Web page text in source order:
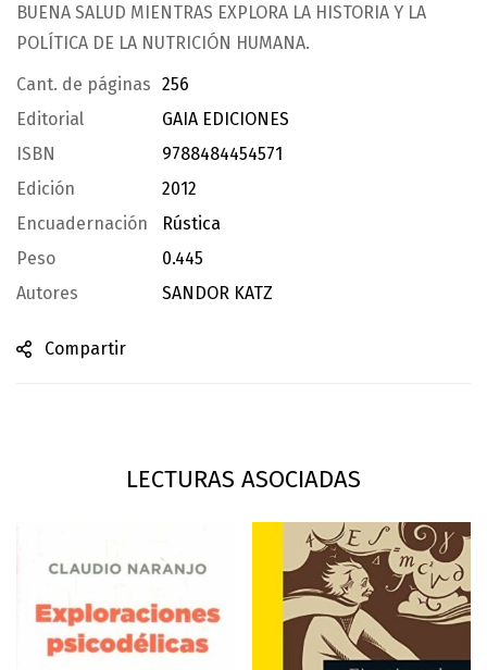
BUENA SALUD MIENTRAS EXPLORA LA HISTORIA Y LA
POLÍTICA DE LA NUTRICIÓN HUMANA.
Cant. de páginas 256
Editorial
GAIA EDICIONES
ISBN
9788484454571
Edición
2012
Encuadernación
Rústica
Peso
0.445
Autores
SANDOR KATZ
Compartir
LECTURAS ASOCIADAS